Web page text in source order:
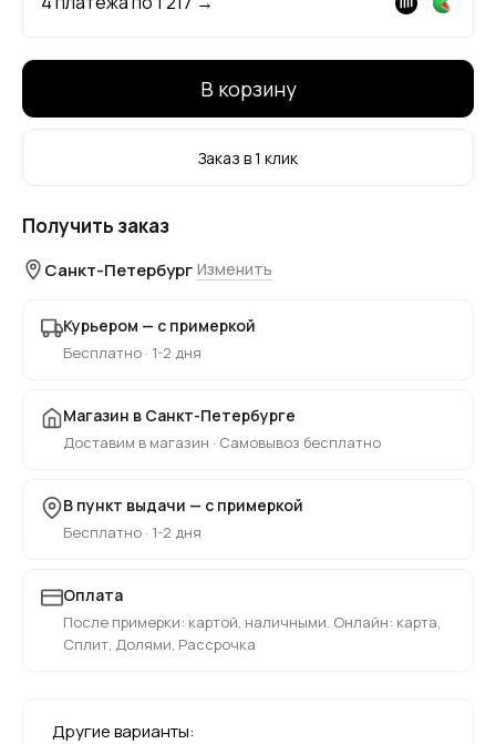
В корзину
Заказ в 1 клик
Получить заказ
Санкт-Петербург Изменить
Курьером — с примеркой
Бесплатно · 1-2 дня
Магазин в Санкт-Петербурге
Доставим в магазин · Самовывоз бесплатно
В пункт выдачи — с примеркой
Бесплатно · 1-2 дня
Оплата
После примерки: картой, наличными. Онлайн: карта,
Сплит, Долями, Рассрочка
Другие варианты: